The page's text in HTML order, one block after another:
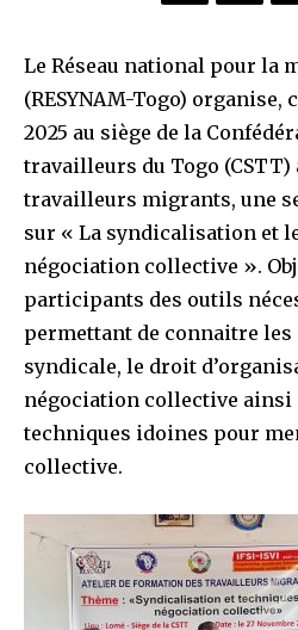
Le Réseau national pour la
(RESYNAM-Togo) organise,
2025 au siège de la
travailleurs du Togo (CSTT)
travailleurs migrants, une
sur « La syndicalisation et
négociation collective ».
participants des outils
permettant de connaitre
syndicale, le droit
négociation collective ainsi
techniques idoines pour
collective.